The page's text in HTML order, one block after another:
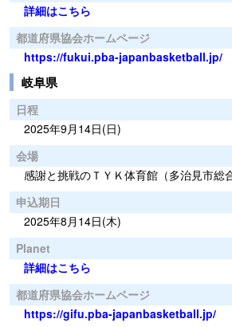
詳細はこちら
都道府県協会ホームページ
https://fukui.pba-japanbasketball.jp/
岐阜県
日程
2025年9月14日(日)
会場
感謝と挑戦のＴＹＫ体育館（多治見市総
申込期日
2025年8月14日(木)
Planet
詳細はこちら
都道府県協会ホームページ
https://gifu.pba-japanbasketball.jp/